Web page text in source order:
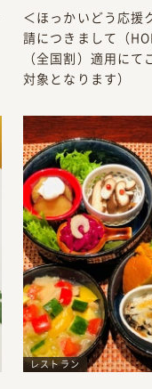
＜ほっかいどう応援
請につきまして（
（全国割）適用に
対象となります）
レストラン